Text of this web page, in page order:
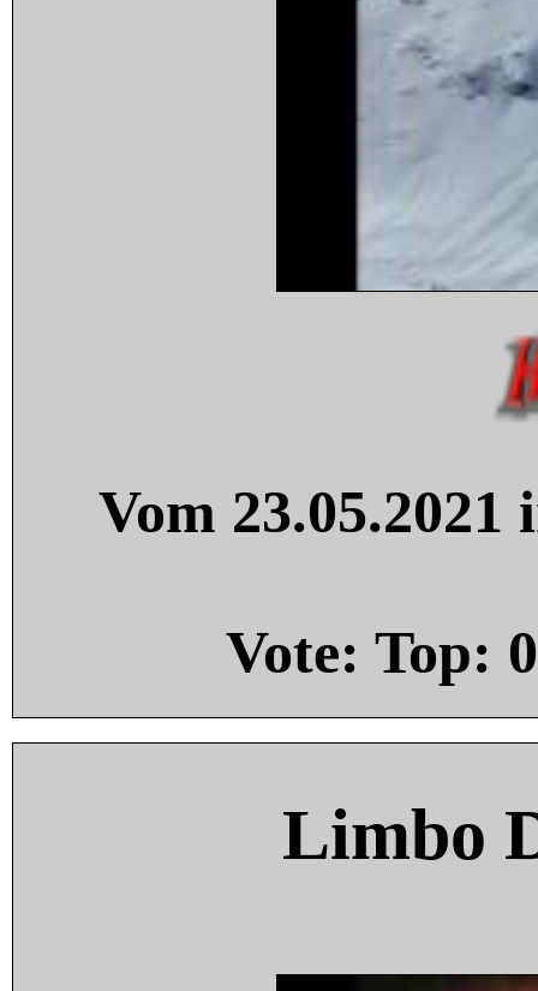
Vom
Vote: Top: 0
Limbo